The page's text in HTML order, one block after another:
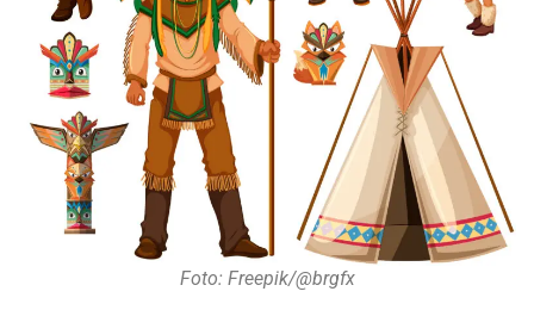
Foto: Freepik/@brgfx